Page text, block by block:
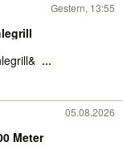
Gestern, 13:55
...
05.08.2026
Meter